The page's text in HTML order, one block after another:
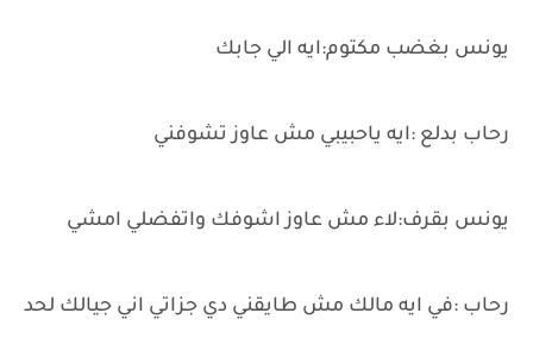
يونس بغضب مكتوم:ايه الي جابك
رحاب بدلع :ايه ياحبيبي مش عاوز تشوفني
يونس بقرف:لاء مش عاوز اشوفك واتفضلي امشي
رحاب :في ايه مالك مش طايقني دي جزاتي اني جيالك لحد